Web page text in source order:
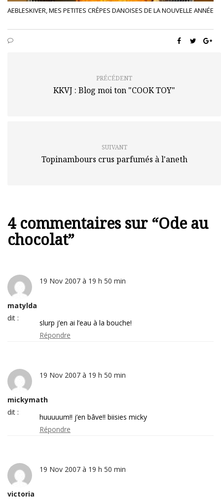
AEBLESKIVER, MES PETITES CRÊPES DANOISES DE LA NOUVELLE ANNÉE
PRÉCÉDENT
KKVJ : Blog moi ton "COOK TOY"
SUIVANT
Topinambours crus parfumés à l'aneth
4 commentaires sur “Ode au
chocolat”
matylda
dit :
19 Nov 2007 à 19 h 50 min
slurp j’en ai l’eau à la bouche!
Répondre
mickymath
dit :
19 Nov 2007 à 19 h 50 min
huuuuum!! j’en bâve!! biisies micky
Répondre
victoria
19 Nov 2007 à 19 h 50 min